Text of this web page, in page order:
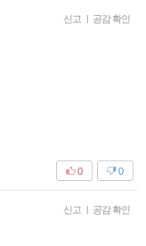
신고 | 공감 확인
0
0
신고 | 공감 확인